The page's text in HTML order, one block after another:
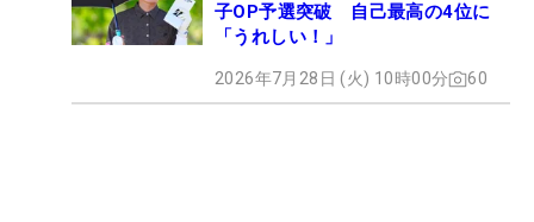
子OP予選突破 自己最高の4位に
「うれしい！」
2026年7月28日 (火) 10時00分 60